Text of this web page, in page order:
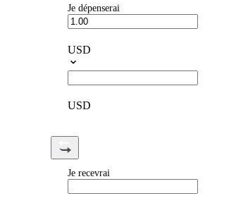
Je dépenserai
USD
USD
Je recevrai